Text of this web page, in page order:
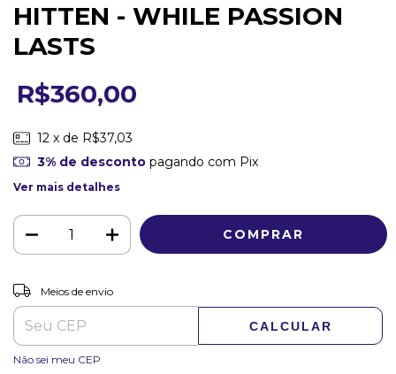
HITTEN - WHILE PASSION
LASTS
R$360,00
12 x de R$37,03
3% de descontopagando com Pix
Ver mais detalhes
Entregas para o CEP:
Meios de envio
CALCULAR
Não sei meu CEP